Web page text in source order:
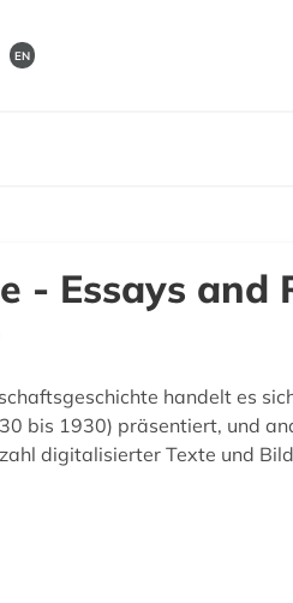
EN
- Essays and
handelt es
bis 1930) präsentiert, und
digitalisierter Texte und